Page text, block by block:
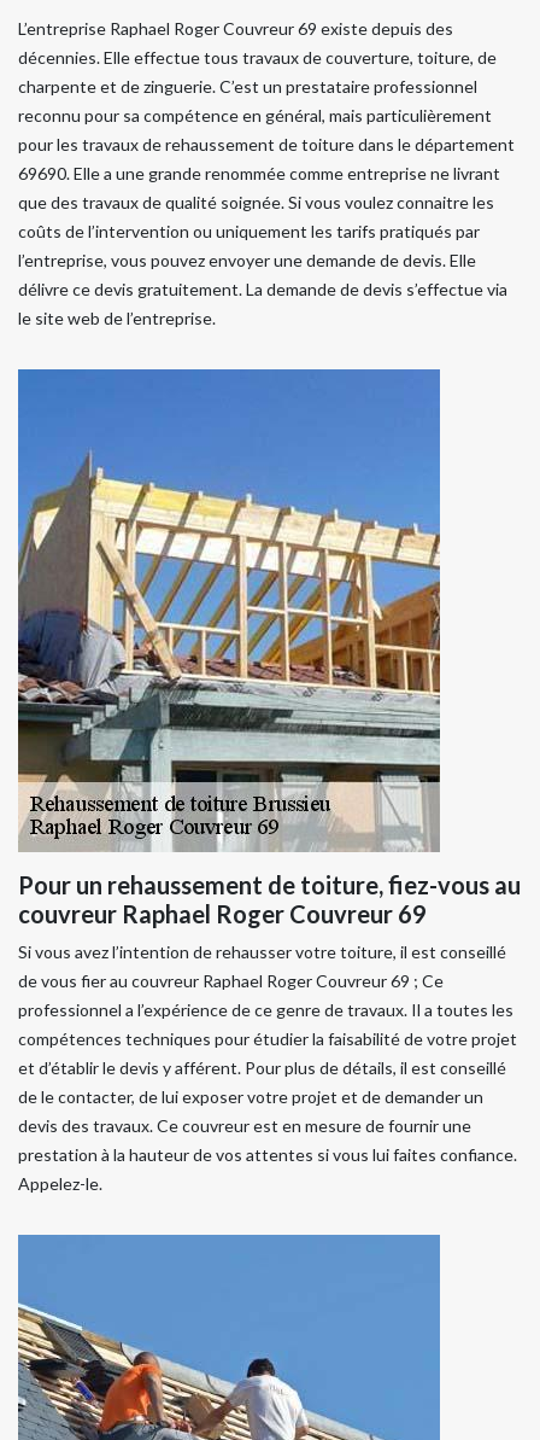
L’entreprise Raphael Roger Couvreur 69 existe depuis des
décennies. Elle effectue tous travaux de couverture, toiture, de
charpente et de zinguerie. C’est un prestataire professionnel
reconnu pour sa compétence en général, mais particulièrement
pour les travaux de rehaussement de toiture dans le département
69690. Elle a une grande renommée comme entreprise ne livrant
que des travaux de qualité soignée. Si vous voulez connaitre les
coûts de l’intervention ou uniquement les tarifs pratiqués par
l’entreprise, vous pouvez envoyer une demande de devis. Elle
délivre ce devis gratuitement. La demande de devis s’effectue via
le site web de l’entreprise.
Pour un rehaussement de toiture, fiez-vous au
couvreur Raphael Roger Couvreur 69
Si vous avez l’intention de rehausser votre toiture, il est conseillé
de vous fier au couvreur Raphael Roger Couvreur 69 ; Ce
professionnel a l’expérience de ce genre de travaux. Il a toutes les
compétences techniques pour étudier la faisabilité de votre projet
et d’établir le devis y afférent. Pour plus de détails, il est conseillé
de le contacter, de lui exposer votre projet et de demander un
devis des travaux. Ce couvreur est en mesure de fournir une
prestation à la hauteur de vos attentes si vous lui faites confiance.
Appelez-le.